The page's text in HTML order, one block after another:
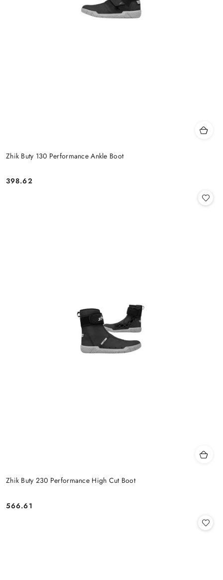
Zhik Buty 130 Performance Ankle Boot
Cena:
398.62
Zhik Buty 230 Performance High Cut Boot
Cena:
566.61